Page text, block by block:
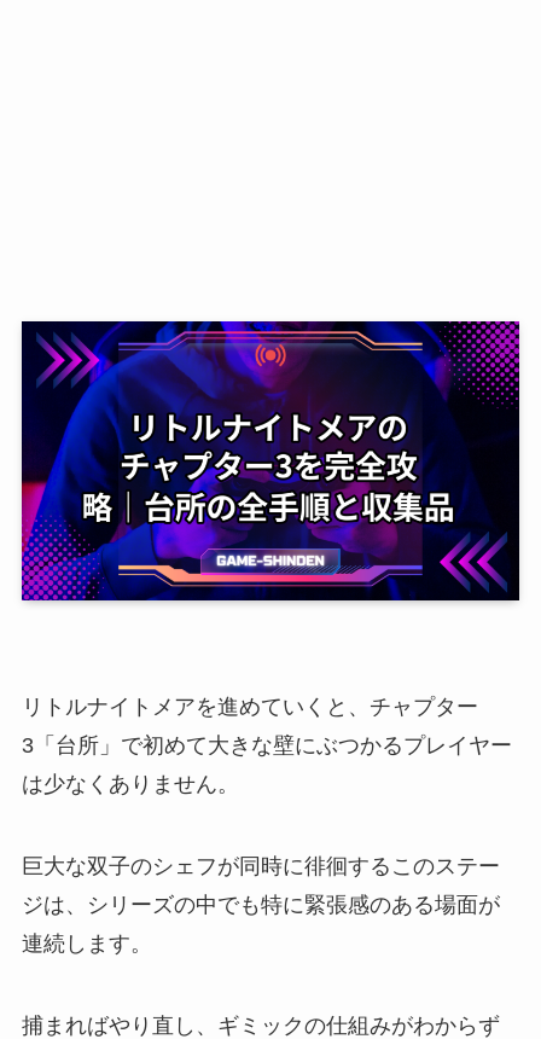
リトルナイトメアを進めていくと、チャプター
3「台所」で初めて大きな壁にぶつかるプレイヤー
は少なくありません。
巨大な双子のシェフが同時に徘徊するこのステー
ジは、シリーズの中でも特に緊張感のある場面が
連続します。
捕まればやり直し、ギミックの仕組みがわからず